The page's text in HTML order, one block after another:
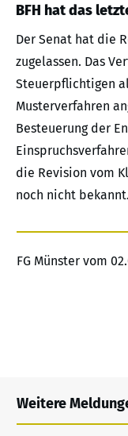
BFH hat das
Der Senat hat die
zugelassen. Das
Steuerpflichtigen
Musterverfahren
Besteuerung der
die Revision vom
noch nicht bekannt.
FG Münster vom
Weitere